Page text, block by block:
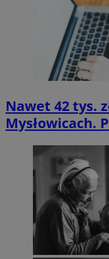
Nawet 42 tys.
Mysłowicach.